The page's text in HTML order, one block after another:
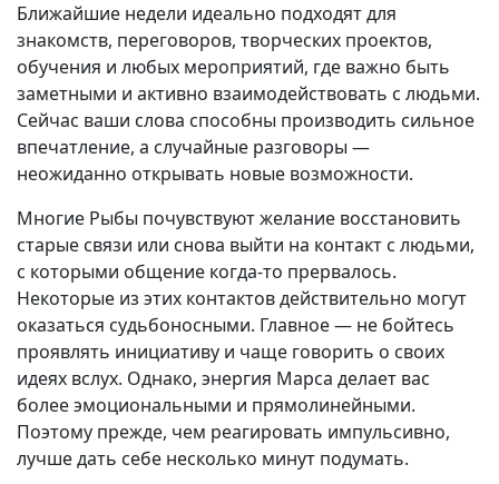
Ближайшие недели идеально подходят для
знакомств, переговоров, творческих проектов,
обучения и любых мероприятий, где важно быть
заметными и активно взаимодействовать с людьми.
Сейчас ваши слова способны производить сильное
впечатление, а случайные разговоры —
неожиданно открывать новые возможности.
Многие Рыбы почувствуют желание восстановить
старые связи или снова выйти на контакт с людьми,
с которыми общение когда-то прервалось.
Некоторые из этих контактов действительно могут
оказаться судьбоносными. Главное — не бойтесь
проявлять инициативу и чаще говорить о своих
идеях вслух. Однако, энергия Марса делает вас
более эмоциональными и прямолинейными.
Поэтому прежде, чем реагировать импульсивно,
лучше дать себе несколько минут подумать.